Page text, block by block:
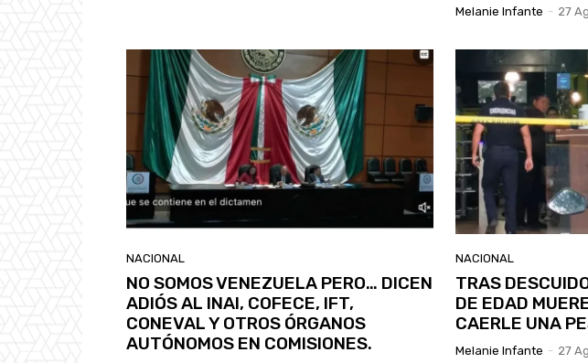
Melanie Infante - 27
NACIONAL
NO SOMOS VENEZUELA PERO… DICEN
ADIÓS AL INAI, COFECE, IFT,
CONEVAL Y OTROS ÓRGANOS
AUTÓNOMOS EN COMISIONES.
NACIONAL
TRAS
DE EDAD
CAERLE UNA
Melanie Infante - 27